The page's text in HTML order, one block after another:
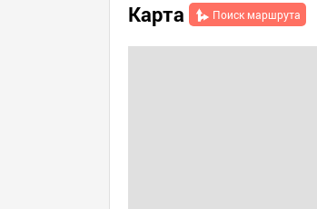
Карта Поиск маршрута